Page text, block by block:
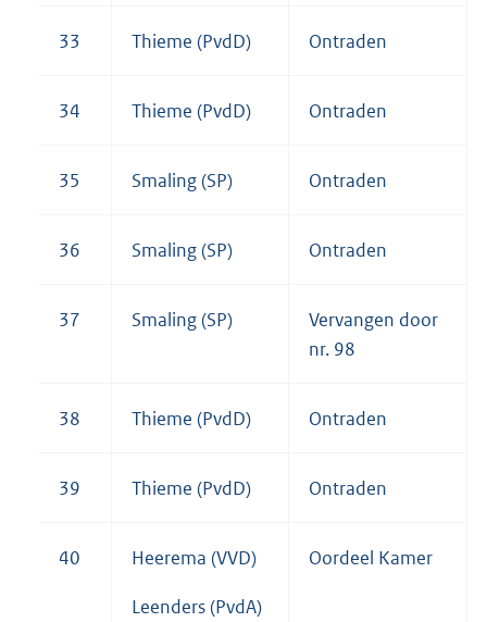
33 Thieme (PvdD) Ontraden
34 Thieme (PvdD) Ontraden
35 Smaling (SP) Ontraden
36 Smaling (SP) Ontraden
37 Smaling (SP)
Vervangen door
nr. 98
38 Thieme (PvdD) Ontraden
39 Thieme (PvdD) Ontraden
40 Heerema (VVD)
Leenders (PvdA)
Oordeel Kamer